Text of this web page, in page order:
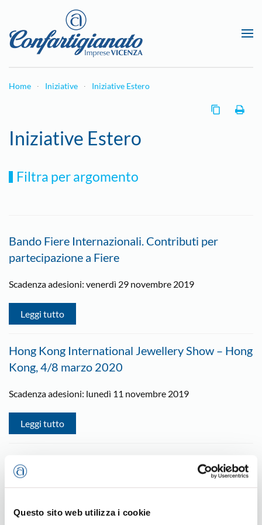
Questo sito web utilizza i cookie
Passa al contenuto principale
Home Iniziative Iniziative Estero
Iniziative Estero
Bando Fiere Internazionali. Contributi per
partecipazione a Fiere
Scadenza adesioni: venerdì 29 novembre 2019
Leggi tutto
Hong Kong International Jewellery Show – Hong
Kong, 4/8 marzo 2020
Scadenza adesioni: lunedì 11 novembre 2019
Leggi tutto
Euroblech 2020 – dal 27 al 30 ottobre, Polo
fieristico di Hannover – Germania
Leggi tutto
Filtra per argomento